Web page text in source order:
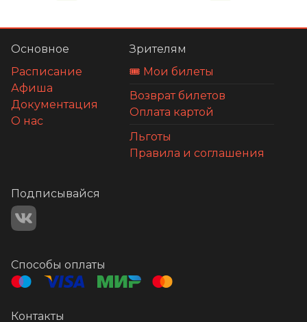
Основное
Расписание
Афиша
Документация
О нас
Зрителям
🎟️ Мои билеты
Возврат билетов
Оплата картой
Льготы
Правила и соглашения
Подписывайся
Способы оплаты
Контакты